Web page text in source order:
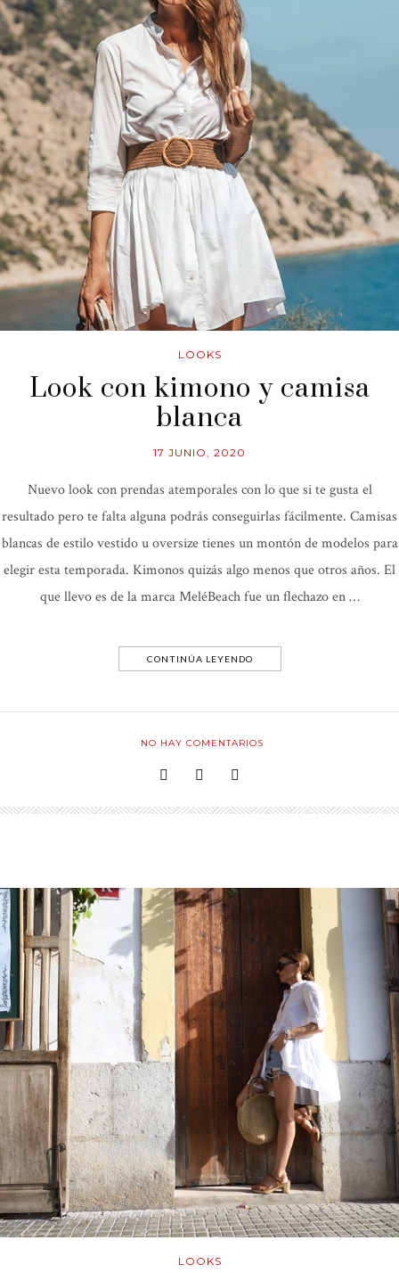
LOOKS
Look con kimono y camisa
blanca
17 JUNIO, 2020
Nuevo look con prendas atemporales con lo que si te gusta el
resultado pero te falta alguna podrás conseguirlas fácilmente. Camisas
blancas de estilo vestido u oversize tienes un montón de modelos para
elegir esta temporada. Kimonos quizás algo menos que otros años. El
que llevo es de la marca MeléBeach fue un flechazo en …
CONTINÚA LEYENDO
NO HAY COMENTARIOS
LOOKS